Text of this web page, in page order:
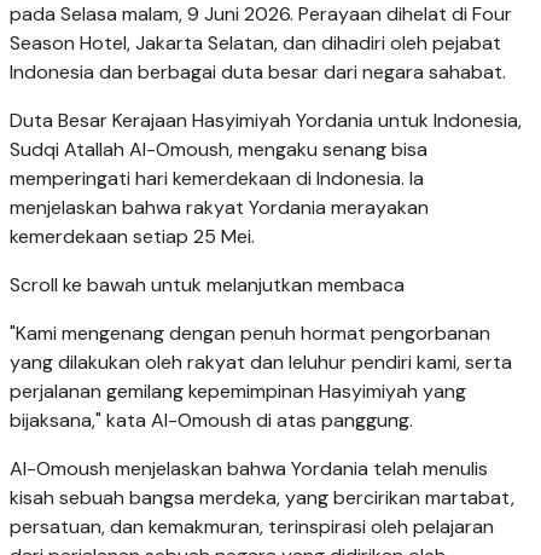
pada Selasa malam, 9 Juni 2026. Perayaan dihelat di Four
Season Hotel, Jakarta Selatan, dan dihadiri oleh pejabat
Indonesia dan berbagai duta besar dari negara sahabat.
Duta Besar Kerajaan Hasyimiyah Yordania untuk Indonesia,
Sudqi Atallah Al-Omoush, mengaku senang bisa
memperingati hari kemerdekaan di Indonesia. Ia
menjelaskan bahwa rakyat Yordania merayakan
kemerdekaan setiap 25 Mei.
Scroll ke bawah untuk melanjutkan membaca
"Kami mengenang dengan penuh hormat pengorbanan
yang dilakukan oleh rakyat dan leluhur pendiri kami, serta
perjalanan gemilang kepemimpinan Hasyimiyah yang
bijaksana," kata Al-Omoush di atas panggung.
Al-Omoush menjelaskan bahwa Yordania telah menulis
kisah sebuah bangsa merdeka, yang bercirikan martabat,
persatuan, dan kemakmuran, terinspirasi oleh pelajaran